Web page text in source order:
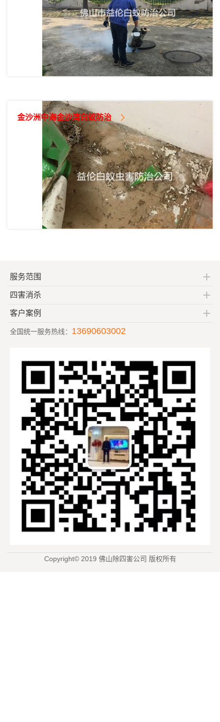
金沙洲中海金沙湾白蚁防治
服务范围
四害消杀
客户案例
全国统一服务热线： 13690603002
Copyright© 2019 佛山除四害公司 版权所有